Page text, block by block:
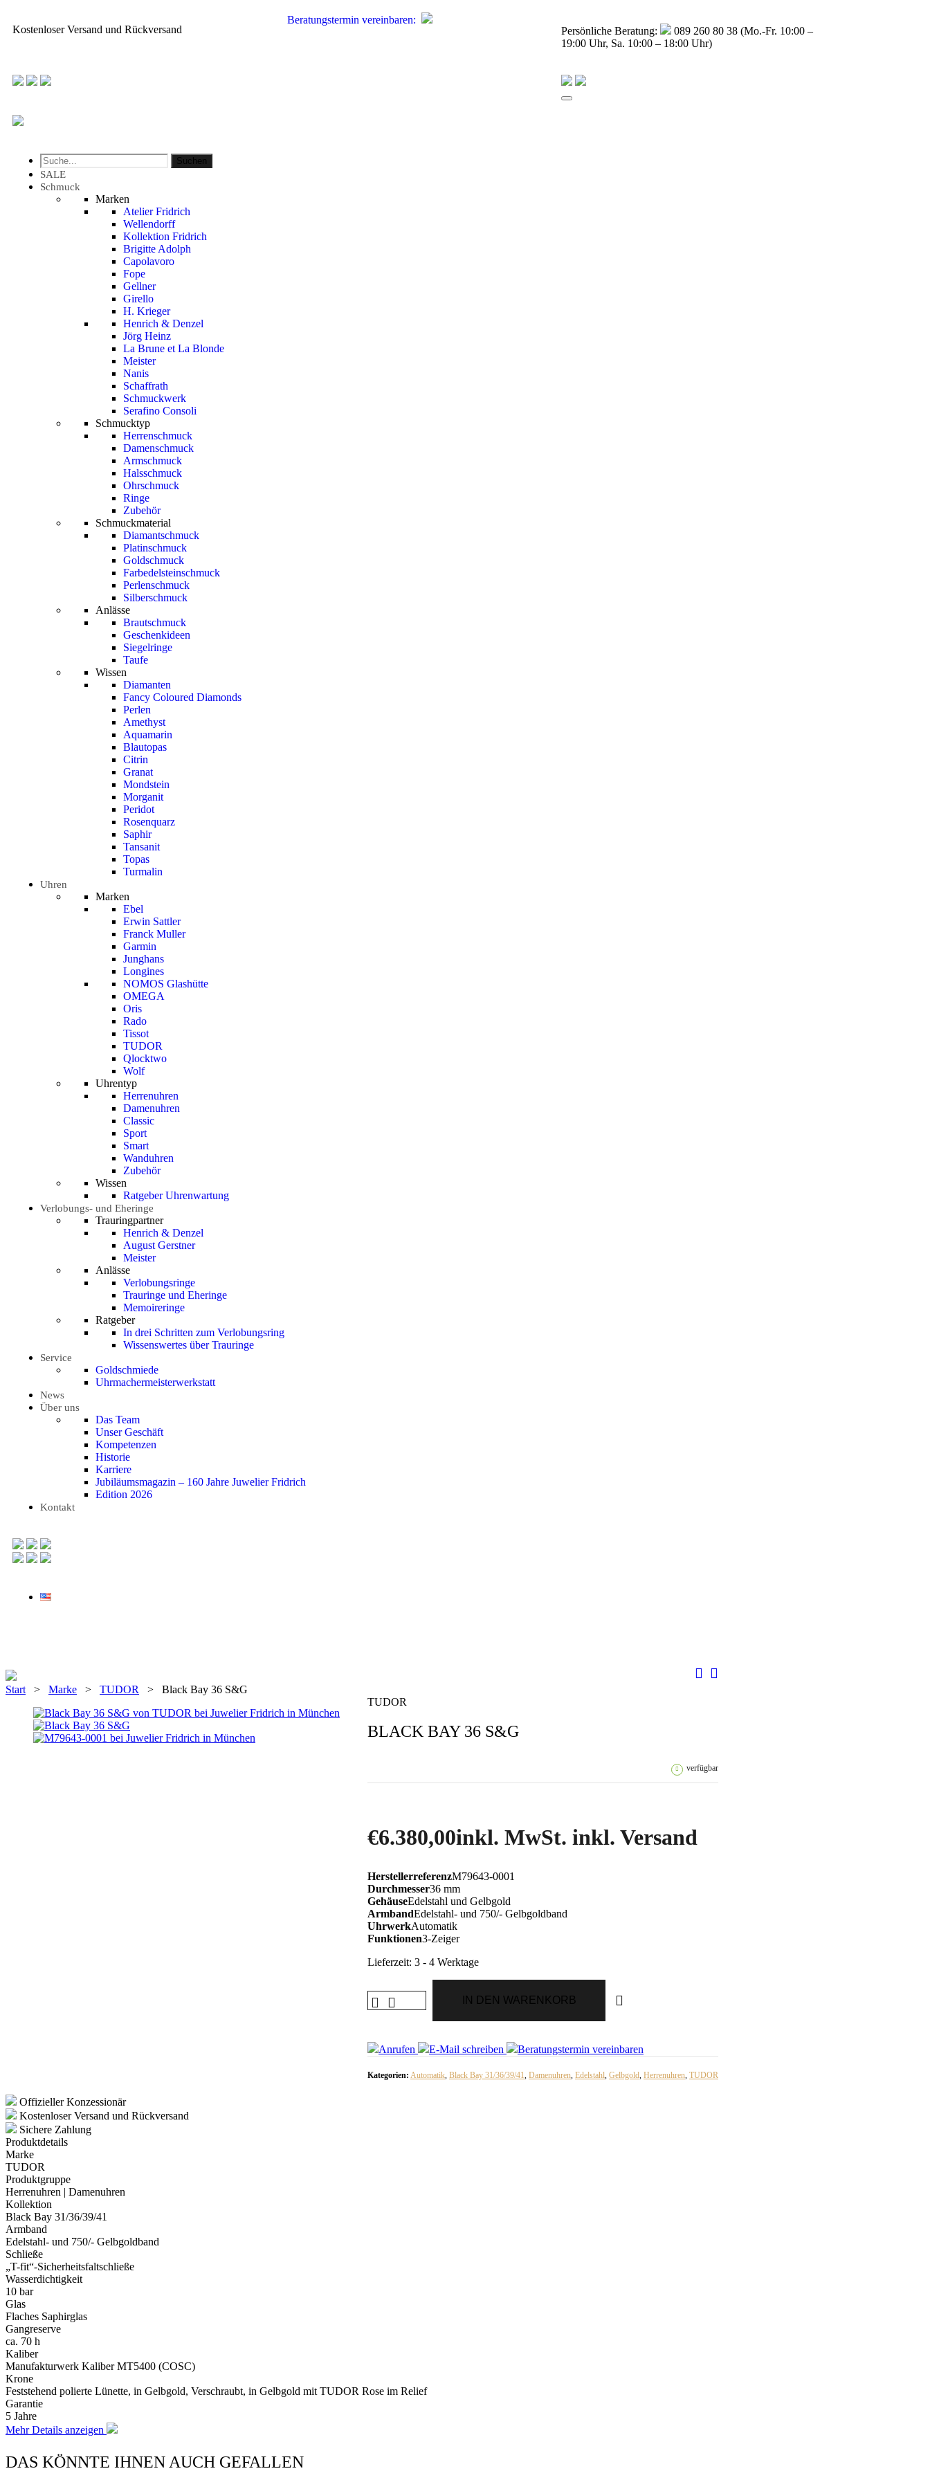
Kostenloser Versand und Rückversand
Beratungstermin vereinbaren:
Persönliche Beratung:
089 260 80 38 (Mo.-Fr. 10:00 –
19:00 Uhr, Sa. 10:00 – 18:00 Uhr)
Suchen
SALE
Schmuck
Marken
Atelier Fridrich
Wellendorff
Kollektion Fridrich
Brigitte Adolph
Capolavoro
Fope
Gellner
Girello
H. Krieger
Henrich & Denzel
Jörg Heinz
La Brune et La Blonde
Meister
Nanis
Schaffrath
Schmuckwerk
Serafino Consoli
Schmucktyp
Herrenschmuck
Damenschmuck
Armschmuck
Halsschmuck
Ohrschmuck
Ringe
Zubehör
Schmuckmaterial
Diamantschmuck
Platinschmuck
Goldschmuck
Farbedelsteinschmuck
Perlenschmuck
Silberschmuck
Anlässe
Brautschmuck
Geschenkideen
Siegelringe
Taufe
Wissen
Diamanten
Fancy Coloured Diamonds
Perlen
Amethyst
Aquamarin
Blautopas
Citrin
Granat
Mondstein
Morganit
Peridot
Rosenquarz
Saphir
Tansanit
Topas
Turmalin
Uhren
Marken
Ebel
Erwin Sattler
Franck Muller
Garmin
Junghans
Longines
NOMOS Glashütte
OMEGA
Oris
Rado
Tissot
TUDOR
Qlocktwo
Wolf
Uhrentyp
Herrenuhren
Damenuhren
Classic
Sport
Smart
Wanduhren
Zubehör
Wissen
Ratgeber Uhrenwartung
Verlobungs- und Eheringe
Trauringpartner
Henrich & Denzel
August Gerstner
Meister
Anlässe
Verlobungsringe
Trauringe und Eheringe
Memoireringe
Ratgeber
In drei Schritten zum Verlobungsring
Wissenswertes über Trauringe
Service
Goldschmiede
Uhrmachermeisterwerkstatt
News
Über uns
Das Team
Unser Geschäft
Kompetenzen
Historie
Karriere
Jubiläumsmagazin – 160 Jahre Juwelier Fridrich
Edition 2026
Kontakt
Start > Marke > TUDOR
> Black Bay 36 S&G
TUDOR
BLACK BAY 36 S&G
verfügbar
€6.380,00inkl. MwSt. inkl. Versand
HerstellerreferenzM79643-0001
Durchmesser36 mm
GehäuseEdelstahl und Gelbgold
ArmbandEdelstahl- und 750/- Gelbgoldband
UhrwerkAutomatik
Funktionen3-Zeiger
Lieferzeit: 3 - 4 Werktage
IN DEN WARENKORB
Anrufen E-Mail schreiben Beratungstermin vereinbaren
Kategorien: Automatik, Black Bay 31/36/39/41, Damenuhren, Edelstahl, Gelbgold, Herrenuhren, TUDOR
Offizieller Konzessionär
Kostenloser Versand und Rückversand
Sichere Zahlung
Produktdetails
Marke
TUDOR
Produktgruppe
Herrenuhren | Damenuhren
Kollektion
Black Bay 31/36/39/41
Armband
Edelstahl- und 750/- Gelbgoldband
Schließe
„T-fit“-Sicherheitsfaltschließe
Wasserdichtigkeit
10 bar
Glas
Flaches Saphirglas
Gangreserve
ca. 70 h
Kaliber
Manufakturwerk Kaliber MT5400 (COSC)
Krone
Feststehend polierte Lünette, in Gelbgold, Verschraubt, in Gelbgold mit TUDOR Rose im Relief
Garantie
5 Jahre
Mehr Details anzeigen
DAS KÖNNTE IHNEN AUCH GEFALLEN